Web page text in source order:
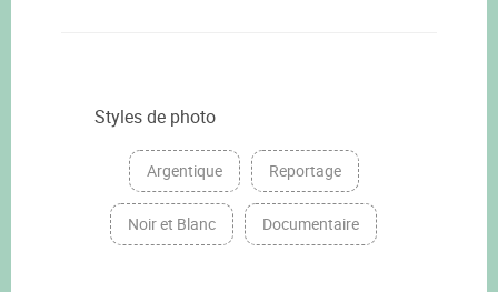
Styles de photo
Argentique Reportage
Noir et Blanc Documentaire